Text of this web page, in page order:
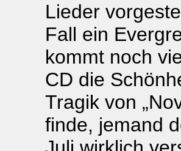
Lieder
Fall ein
kommt noch
CD die
Tragik von
finde, jemand